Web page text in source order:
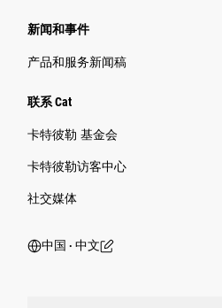
新闻和事件
产品和服务新闻稿
联系 Cat
卡特彼勒 基金会
卡特彼勒访客中心
社交媒体
中国 ‧ 中文